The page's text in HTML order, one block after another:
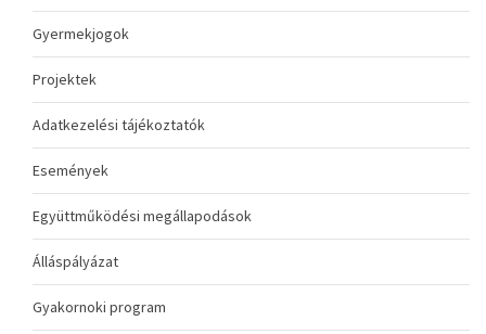
Gyermekjogok
Projektek
Adatkezelési tájékoztatók
Események
Együttműködési megállapodások
Álláspályázat
Gyakornoki program